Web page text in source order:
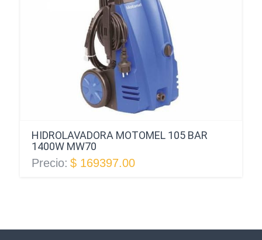
HIDROLAVADORA MOTOMEL 105 BAR
1400W MW70
Precio: $ 169397.00